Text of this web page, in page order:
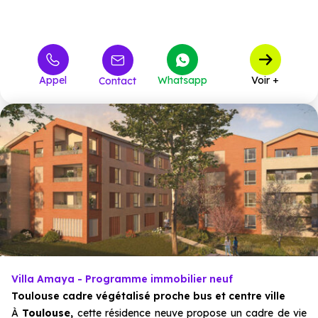
Appel Contact Whatsapp Voir +
Villa Amaya - Programme immobilier neuf
Toulouse cadre végétalisé proche bus et centre ville
À Toulouse, cette résidence neuve propose un cadre de vie